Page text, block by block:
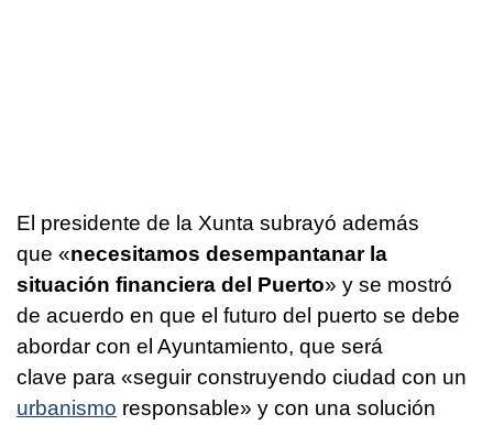
El presidente de la Xunta subrayó además
que «necesitamos desempantanar la
situación financiera del Puerto» y se mostró
de acuerdo en que el futuro del puerto se debe
abordar con el Ayuntamiento, que será
clave para «seguir construyendo ciudad con un
urbanismo responsable» y con una solución